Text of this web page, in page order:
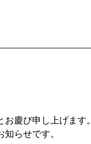
慶び申し上げます。
らせです。